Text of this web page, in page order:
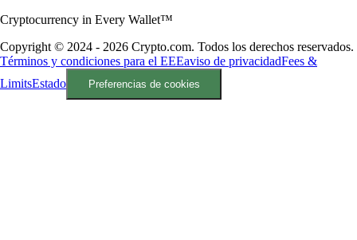
Cryptocurrency in Every Wallet™
Copyright © 2024 - 2026 Crypto.com. Todos los derechos reservados.
Términos y condiciones para el EEEaviso de privacidadFees &
LimitsEstado Preferencias de cookies